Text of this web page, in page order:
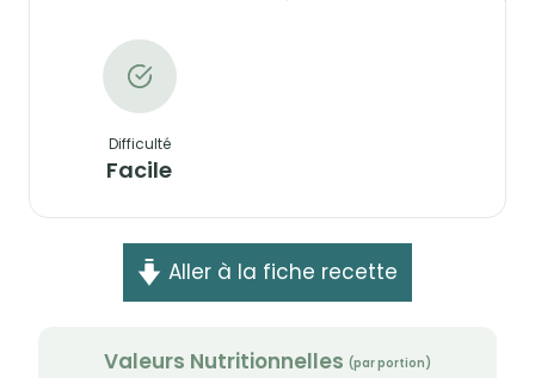
Difficulté
Facile
Aller à la fiche recette
Valeurs Nutritionnelles (par portion)